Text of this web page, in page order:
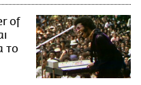
of
το